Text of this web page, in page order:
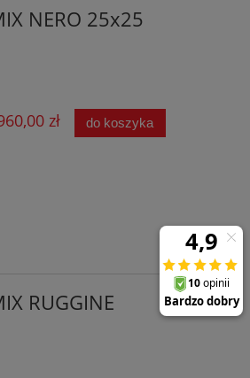
NERO 25x25
zł do koszyka
RUGGINE